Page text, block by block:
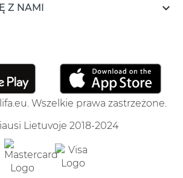
Z NAMI 
Wszelkie prawa zastrzeżone.
Lietuvoje 2018-2024